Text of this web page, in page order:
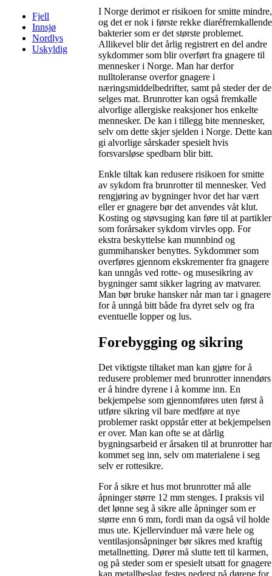
Fjell
Innsjø
Nordlys
Uskyldig
I Norge derimot er risikoen for smitte mindre,
og det er nok i første rekke diaréfremkallende
bakterier som er det største problemet.
Allikevel blir det årlig registrert en del andre
sykdommer som blir overført fra gnagere til
mennesker i Norge. Man har derfor
nulltoleranse overfor gnagere i
næringsmiddelbedrifter, samt på steder der
selges mat. Brunrotter kan også fremkalle
alvorlige allergiske reaksjoner hos enkelte
mennesker. De kan i tillegg bite mennesker,
selv om dette skjer sjelden i Norge. Dette kan
gi alvorlige sårskader spesielt hvis
forsvarsløse spedbarn blir bitt.
Enkle tiltak kan redusere risikoen for smitte
av sykdom fra brunrotter til mennesker. Ved
rengjøring av bygninger hvor det har vært
eller er gnagere bør det anvendes våt klut.
Kosting og støvsuging kan føre til at partikler
som forårsaker sykdom virvles opp. For
ekstra beskyttelse kan munnbind og
gummihansker benyttes. Sykdommer som
overføres gjennom ekskrementer fra gnagere
kan unngås ved rotte- og musesikring av
bygninger samt sikker lagring av matvarer.
Man bør bruke hansker når man tar i gnagere
for å unngå bitt både fra dyret selv og fra
eventuelle lopper og lus.
Forebygging og sikring
Det viktigste tiltaket man kan gjøre for å
redusere problemer med brunrotter innendørs
er å hindre dyrene i å komme inn. En
bekjempelse som gjennomføres uten først å
utføre sikring vil bare medføre at nye
problemer raskt oppstår etter at bekjempelsen
er over. Man kan ofte se at dårlig
bygningsarbeid er årsaken til at brunrotter har
kommet seg inn, selv om materialene i seg
selv er rottesikre.
For å sikre et hus mot brunrotter må alle
åpninger større 12 mm stenges. I praksis vil
det lønne seg å sikre alle åpninger som er
større enn 6 mm, fordi man da også vil holde
mus ute. Kjellervinduer må være hele og
ventilasjonsåpninger bør sikres med kraftig
metallnetting. Dører må slutte tett til karmen,
og på steder som er spesielt utsatt for gnagere